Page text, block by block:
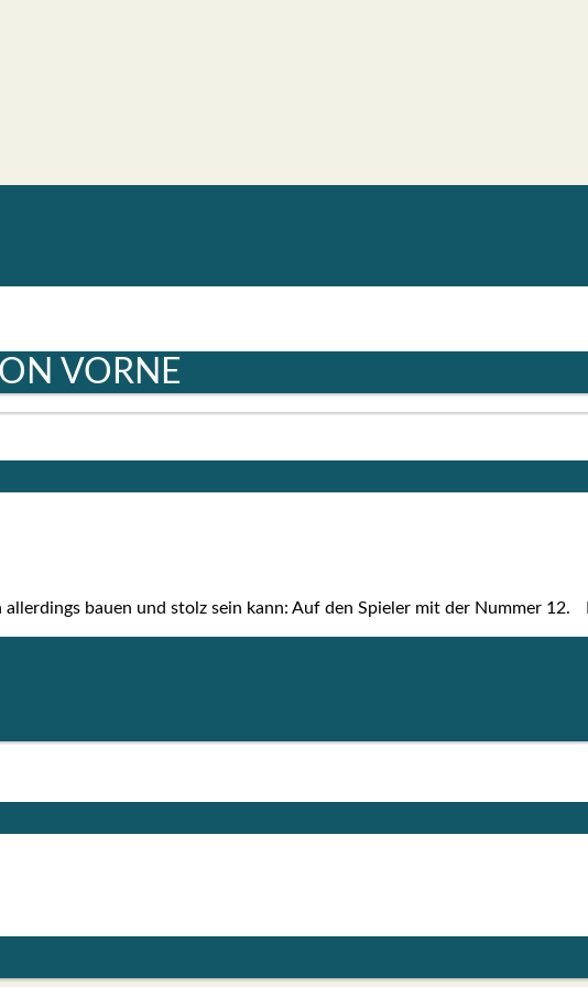
VORNE
bau­en und stolz sein kann: Auf den Spie­ler mit der Num­mer